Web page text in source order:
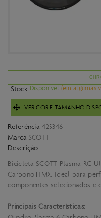
Stock Disponível (em algumas
VER COR E TAMANHO
Referência 425346
Marca SCOTT
Descrição
Bicicleta SCOTT Plasma RC
Carbono HMX. Ideal para
componentes selecionados e
Principais Características: